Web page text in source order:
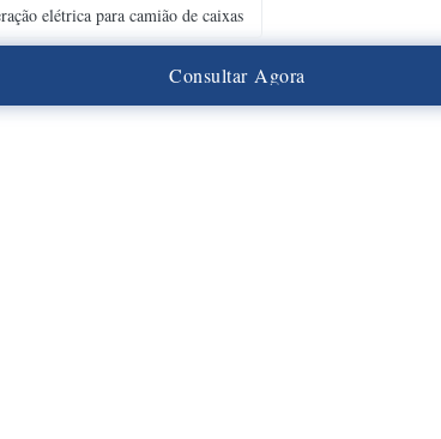
elétrica para camião de caixas
Consultar Agora